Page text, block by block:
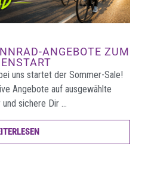
ANGEBOTE ZUM
uns startet der Sommer-Sale!
Angebote auf ausgewählte
und sichere Dir …